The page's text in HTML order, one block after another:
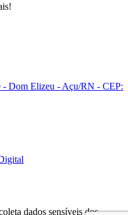
- Dom Elizeu - Açu/RN - CEP:
dados sensíveis dos